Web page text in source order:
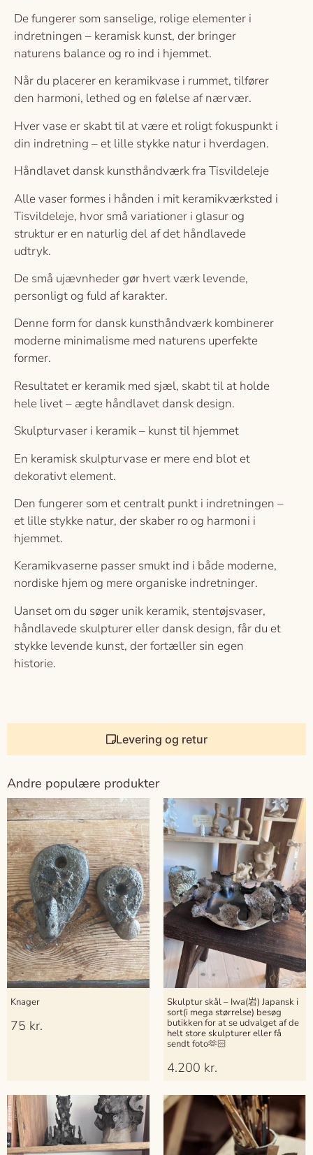
Levering og retur
De fungerer som sanselige, rolige elementer i
indretningen – keramisk kunst, der bringer
naturens balance og ro ind i hjemmet.
Når du placerer en keramikvase i rummet, tilfører
den harmoni, lethed og en følelse af nærvær.
Hver vase er skabt til at være et roligt fokuspunkt i
din indretning – et lille stykke natur i hverdagen.
Håndlavet dansk kunsthåndværk fra Tisvildeleje
Alle vaser formes i hånden i mit keramikværksted i
Tisvildeleje, hvor små variationer i glasur og
struktur er en naturlig del af det håndlavede
udtryk.
De små ujævnheder gør hvert værk levende,
personligt og fuld af karakter.
Denne form for dansk kunsthåndværk kombinerer
moderne minimalisme med naturens uperfekte
former.
Resultatet er keramik med sjæl, skabt til at holde
hele livet – ægte håndlavet dansk design.
Skulpturvaser i keramik – kunst til hjemmet
En keramisk skulpturvase er mere end blot et
dekorativt element.
Den fungerer som et centralt punkt i indretningen –
et lille stykke natur, der skaber ro og harmoni i
hjemmet.
Keramikvaserne passer smukt ind i både moderne,
nordiske hjem og mere organiske indretninger.
Uanset om du søger unik keramik, stentøjsvaser,
håndlavede skulpturer eller dansk design, får du et
stykke levende kunst, der fortæller sin egen
historie.
Andre populære produkter
Knager
75 kr.
Skulptur skål – Iwa(岩) Japansk i
sort(i mega størrelse) besøg
butikken for at se udvalget af de
helt store skulpturer eller få
sendt foto🫶🏻
4.200 kr.